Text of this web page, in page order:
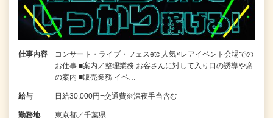
仕事内容
コンサート・ライブ・フェスetc 人気×レアイベント会場での
お仕事 ■案内／整理業務 お客さんに対して入り口の誘導や席
の案内 ■販売業務 イベ…
給与 日給30,000円+交通費※深夜手当含む
勤務地 東京都／千葉県